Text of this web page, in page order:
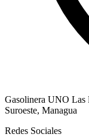
Gasolinera UNO Las
Suroeste, Managua
Redes Sociales